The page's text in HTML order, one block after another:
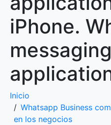
iPhone.
messaging
Inicio
Whatsapp Business
en los negocios